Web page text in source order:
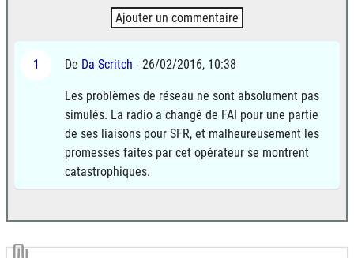
Ajouter un commentaire
1 De Da Scritch - 26/02/2016, 10:38
Les problèmes de réseau ne sont absolument pas
simulés. La radio a changé de FAI pour une partie
de ses liaisons pour SFR, et malheureusement les
promesses faites par cet opérateur se montrent
catastrophiques.